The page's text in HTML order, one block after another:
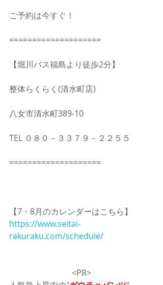
ご予約は今すぐ！
====================
【堀川バス福島より徒歩2分】
整体らくらく(清水町店)
八女市清水町389-10
TEL ０８０－３３７９－２２５５
====================
【7・8月のカレンダーはこちら】
https://www.seitai-
rakuraku.com/schedule/
<PR>